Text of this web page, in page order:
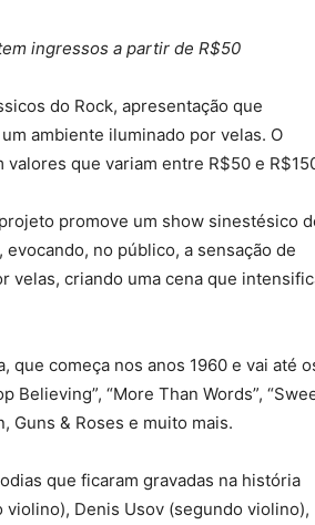
ingressos a partir de R$50
do Rock, apresentação que
ambiente iluminado por velas. O
que variam entre R$50 e
promove um show sinestésico
no público, a sensação de
velas, criando uma cena que
que começa nos anos 1960 e vai até
Believing”, “More Than Words”,
Guns & Roses e muito mais.
que ficaram gravadas na história
Denis Usov (segundo violino),